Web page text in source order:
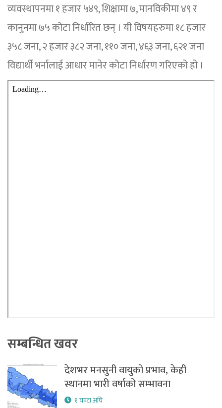
व्यवस्थापनमा १ हजार ५४९, शिक्षामा ७, मानविकीमा ४९ र
कानुनमा ७५ कोटा निर्धारित छन् । यी विषयहरुमा १८ हजार
३५८ जना, २ हजार ३८२ जना, ११० जना, ४६३ जना, ६२१ जना
विद्यार्थी भर्नालाई आधार मानेर कोटा निर्धारण गरिएको हो ।
सम्बन्धित खवर
देशभर मनसुनी वायुको प्रभाव, केही
स्थानमा भारी वर्षाको सम्भावना
१ घण्टा अघि